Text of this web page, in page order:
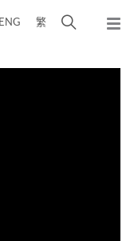
ENG 繁
弹